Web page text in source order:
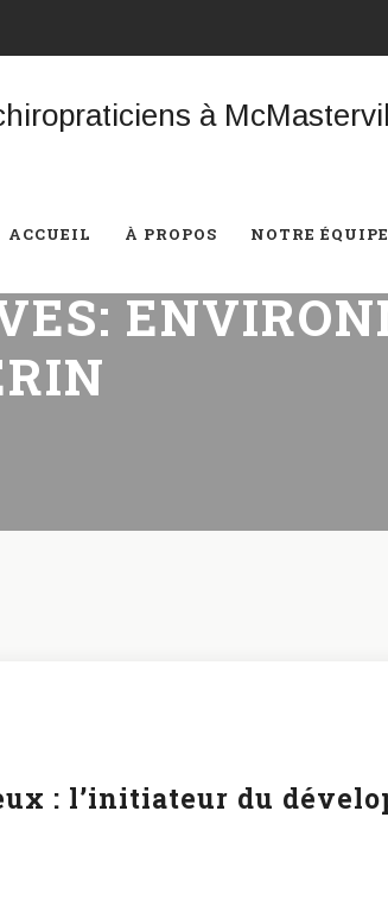
ACCUEIL À PROPOS NOTRE ÉQUIPE
: l’initiateur du